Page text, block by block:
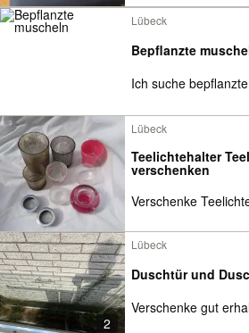
Lübeck
Bepflanzte
Ich suche
Lübeck
Teelichtehalter
verschenken
Verschenke
2
Lübeck
Duschtür und
Verschenke gut